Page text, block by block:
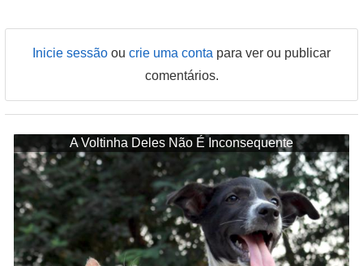
Inicie sessão ou crie uma conta para ver ou publicar
comentários.
A Voltinha Deles Não É Inconsequente